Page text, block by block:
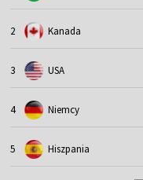
2 Kanada
3 USA
4 Niemcy
5 Hiszpania